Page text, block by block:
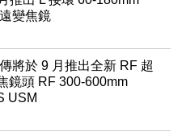
變焦鏡
將於 9 月推出全新 RF 超
鏡頭 RF 300-600mm
USM